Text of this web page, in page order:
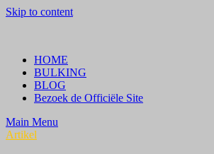
Skip to content
HOME
BULKING
BLOG
Bezoek de Officiële Site
Main Menu
Artikel